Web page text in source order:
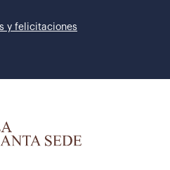
y felicitaciones